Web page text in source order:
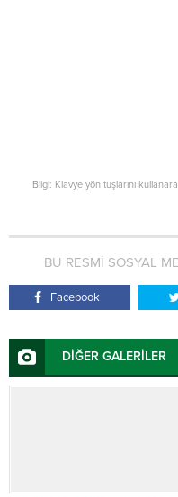
Bilgi: Klavye yön tuşlarını
BU RESMİ SOSYAL
Facebook
DİĞER GALERİLER